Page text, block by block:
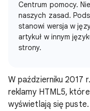
Centrum pomocy.
naszych zasad.
stanowi wersja w
artykuł w innym
strony.
W październiku 2017
reklamy HTML5,
wyświetlają się puste.